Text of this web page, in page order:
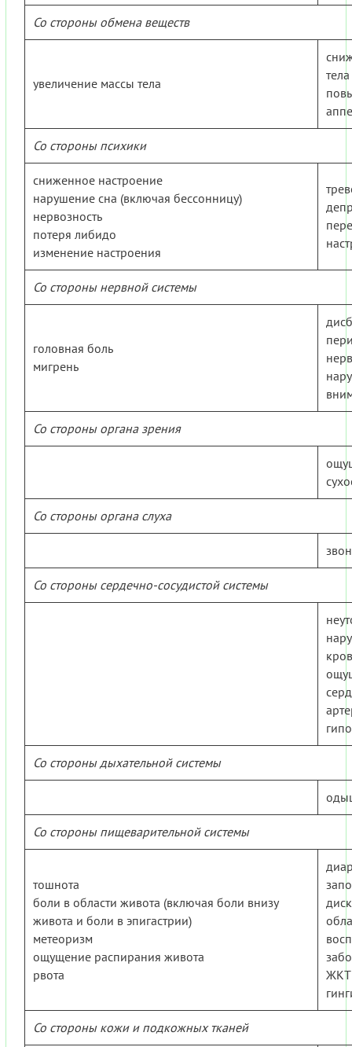
Со стороны обмена веществ
увеличение массы тела
тела
Со стороны психики
сниженное настроение
нарушение сна (включая бессонницу)
нервозность
потеря либидо
изменение настроения
Со стороны нервной системы
головная боль
мигрень
Со стороны органа зрения
Со стороны органа слуха
Со стороны сердечно-сосудистой системы
Со стороны дыхательной системы
Со стороны пищеварительной системы
тошнота
боли в области живота (включая боли внизу
живота и боли в эпигастрии)
метеоризм
ощущение распирания живота
рвота
ЖКТ
Со стороны кожи и подкожных тканей